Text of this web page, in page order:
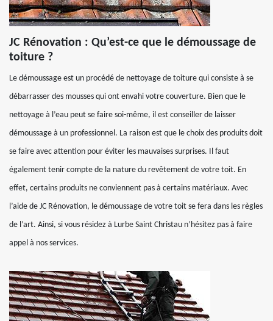
JC Rénovation : Qu’est-ce que le démoussage de
toiture ?
Le démoussage est un procédé de nettoyage de toiture qui consiste à se
débarrasser des mousses qui ont envahi votre couverture. Bien que le
nettoyage à l’eau peut se faire soi-même, il est conseiller de laisser
démoussage à un professionnel. La raison est que le choix des produits doit
se faire avec attention pour éviter les mauvaises surprises. Il faut
également tenir compte de la nature du revêtement de votre toit. En
effet, certains produits ne conviennent pas à certains matériaux. Avec
l’aide de JC Rénovation, le démoussage de votre toit se fera dans les règles
de l’art. Ainsi, si vous résidez à Lurbe Saint Christau n’hésitez pas à faire
appel à nos services.